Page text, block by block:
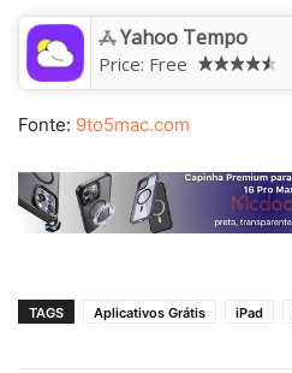
Yahoo Tempo
Price: Free
Fonte: 9to5mac.com
TAGS Aplicativos Grátis iPad